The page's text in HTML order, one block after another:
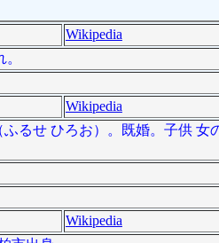
Wikipedia
Wikipedia
るせ ひろお）。既婚。子供 女
Wikipedia